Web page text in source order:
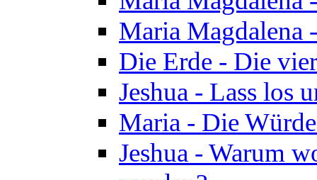
Maria Magdalena
Die Erde - Die
Jeshua - Lass los
Maria - Die
Jeshua - Warum